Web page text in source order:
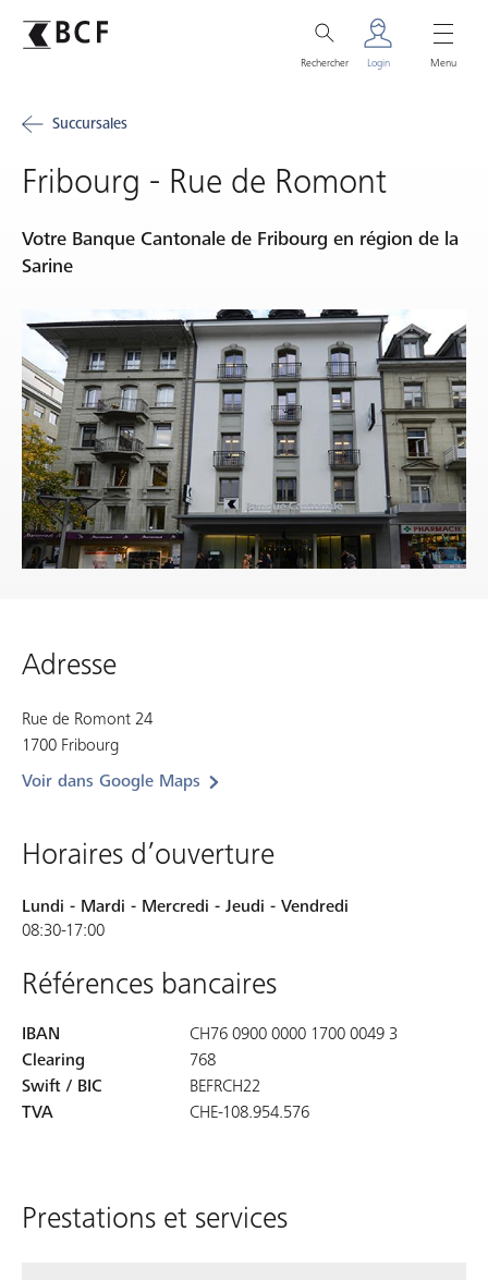
Rechercher Login Menu
Succursales
Fribourg - Rue de Romont
Votre Banque Cantonale de Fribourg en région de la
Sarine
Adresse
Rue de Romont 24
1700 Fribourg
Voir dans Google Maps
Horaires d’ouverture
Lundi - Mardi - Mercredi - Jeudi - Vendredi
08:30-17:00
Références bancaires
IBAN
CH76 0900 0000 1700 0049 3
Clearing
768
Swift / BIC
BEFRCH22
TVA
CHE-108.954.576
Prestations et services